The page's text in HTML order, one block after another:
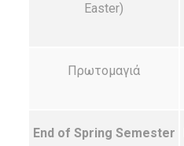
Easter)
Πρωτομαγιά
End of Spring Semester